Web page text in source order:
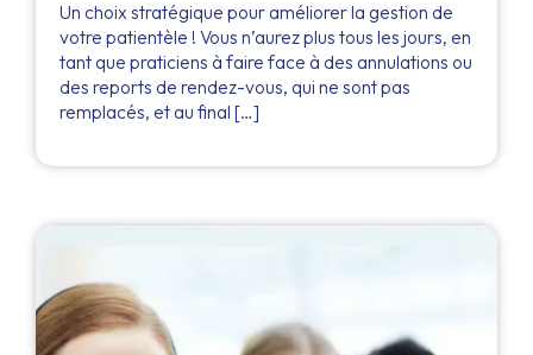
Un choix stratégique pour améliorer la gestion de
votre patientèle ! Vous n’aurez plus tous les jours, en
tant que praticiens à faire face à des annulations ou
des reports de rendez-vous, qui ne sont pas
remplacés, et au final […]